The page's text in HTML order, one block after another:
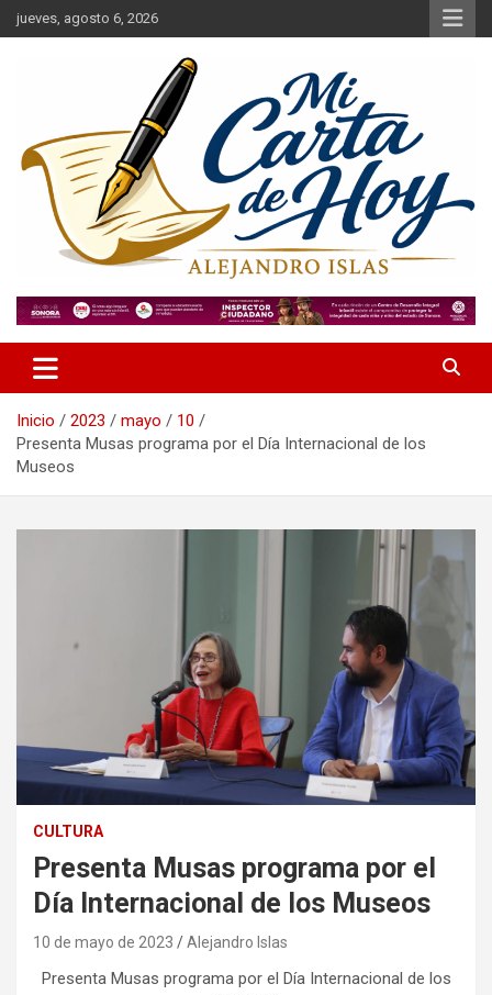
Saltar
al
jueves, agosto 6, 2026
Mi Carta de Hoy
Inicio 2023 mayo
10
Presenta Musas programa por el Día Internacional de los
Museos
CULTURA
Presenta Musas programa por el
Día Internacional de los Museos
10 de mayo de 2023 Alejandro Islas
Presenta Musas programa por el Día Internacional de los